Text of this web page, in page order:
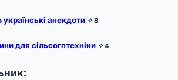
українські анекдоти ✧8
для сільсогптехніки ✧4